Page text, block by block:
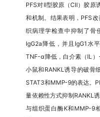
PFS对II型胶原（CII）胶原
和机制。结果表明，PFS
织病理学检查中抑制了骨
IgG2a降低，并且IgG1水
TNF-α降低，白介素（IL
小鼠和RANKL诱导的破骨
STAT3和MMP-9的表达。
量依赖性方式抑制RANKL
与组织蛋白酶K和MMP-9